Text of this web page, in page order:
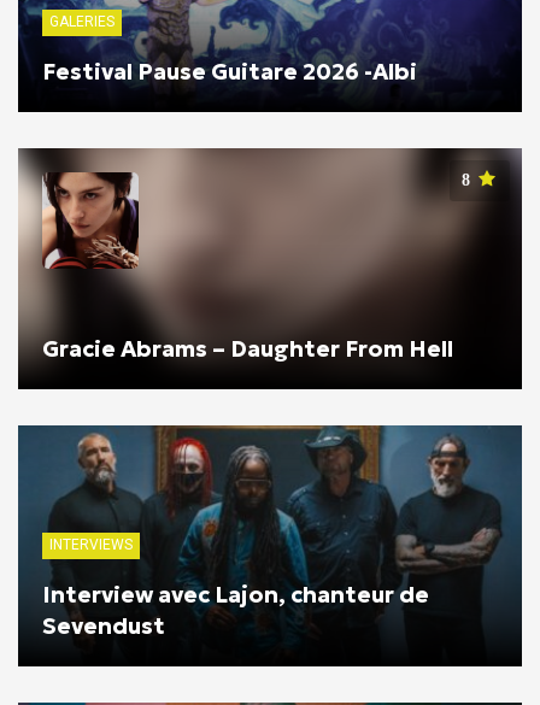
GALERIES
Festival Pause Guitare 2026 -Albi
8
Gracie Abrams – Daughter From Hell
INTERVIEWS
Interview avec Lajon, chanteur de
Sevendust